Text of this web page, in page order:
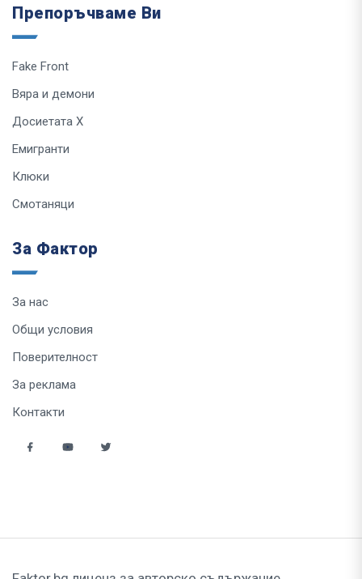
Препоръчваме Ви
Fake Front
Вяра и демони
Досиетата Х
Емигранти
Клюки
Смотаняци
За Фактор
За нас
Общи условия
Поверителност
За реклама
Контакти